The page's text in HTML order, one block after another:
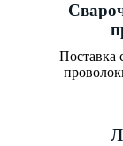
Поставка